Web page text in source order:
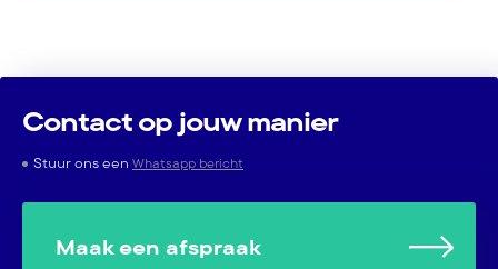
Contact op jouw manier
Stuur ons een Whatsapp bericht
Maak een afspraak